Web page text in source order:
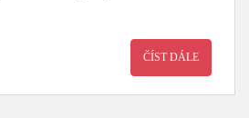
ČÍST DÁLE